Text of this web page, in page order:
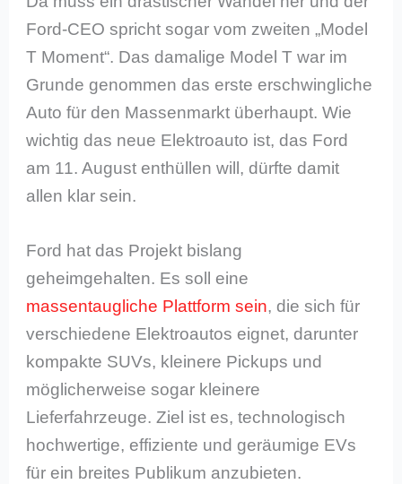
Ford-CEO spricht sogar vom zweiten „Model
T Moment“. Das damalige Model T war im
Grunde genommen das erste erschwingliche
Auto für den Massenmarkt überhaupt. Wie
wichtig das neue Elektroauto ist, das Ford
am 11. August enthüllen will, dürfte damit
allen klar sein.
Ford hat das Projekt bislang
geheimgehalten. Es soll eine
massentaugliche Plattform sein, die sich für
verschiedene Elektroautos eignet, darunter
kompakte SUVs, kleinere Pickups und
möglicherweise sogar kleinere
Lieferfahrzeuge. Ziel ist es, technologisch
hochwertige, effiziente und geräumige EVs
für ein breites Publikum anzubieten.